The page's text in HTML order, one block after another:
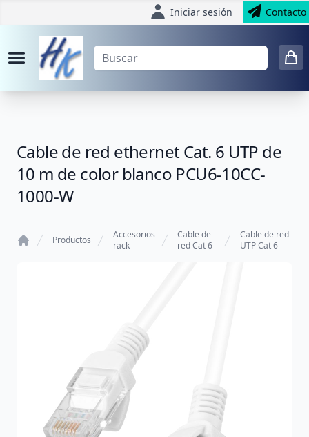
Iniciar sesión Contacto
Cable de red ethernet Cat. 6 UTP de
10 m de color blanco PCU6-10CC-
1000-W
Productos
Accesorios
rack
Cable de
red Cat 6
Cable de red
UTP Cat 6